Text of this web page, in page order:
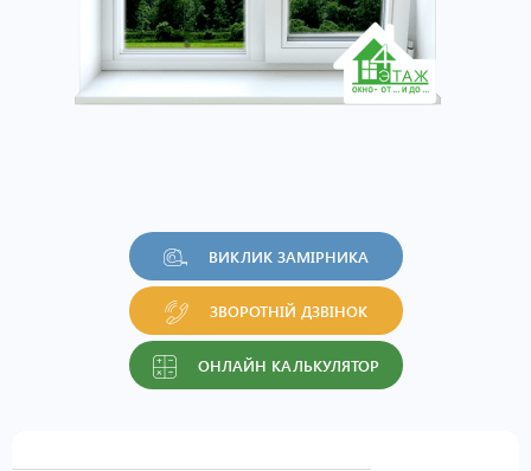
ВИКЛИК ЗАМІРНИКА
ЗВОРОТНІЙ ДЗВІНОК
ОНЛАЙН КАЛЬКУЛЯТОР